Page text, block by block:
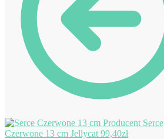
Serce
Czerwone 13 cm Jellycat 99,40zł